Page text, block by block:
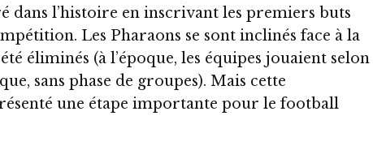
dans l’histoire en inscrivant les premiers buts
Les Pharaons se sont inclinés face à la
éliminés (à l’époque, les équipes jouaient selon
sans phase de groupes). Mais cette
une étape importante pour le football